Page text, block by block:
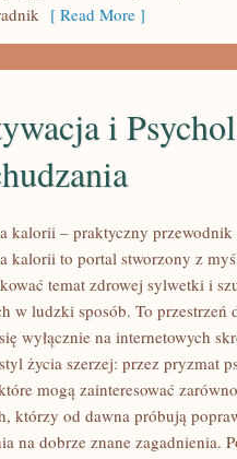
[ Read More ]
i
kalorii – praktyczny
kalorii to portal stworzony z
temat zdrowej sylwetki i
w ludzki sposób. To
wyłącznie na internetowych
życia szerzej: przez pryzmat
mogą zainteresować
którzy od dawna próbują
na dobrze znane zagadnienia.